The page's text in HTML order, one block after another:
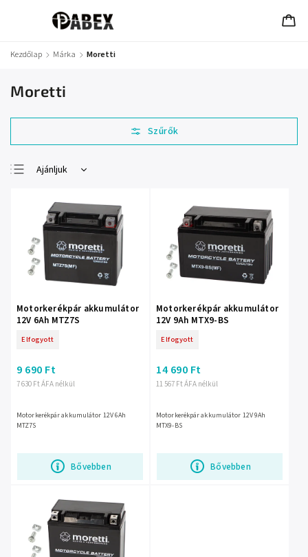
Kezdőlap / Márka / Moretti
Moretti
Ajánljuk
Legdrágább
Legnépszerűbb
termékek
ABC szerint
Motorkerékpár akkumulátor
12V 6Ah MTZ7S
Elfogyott
7 630 Ft ÁFA nélkül
9 690 Ft
Bővebben
Motorkerékpár akkumulátor 12V 6Ah
MTZ7S
Motorkerékpár akkumulátor
12V 9Ah MTX9-BS
Elfogyott
11 567 Ft ÁFA nélkül
14 690 Ft
Bővebben
Motorkerékpár akkumulátor 12V 9Ah
MTX9-BS